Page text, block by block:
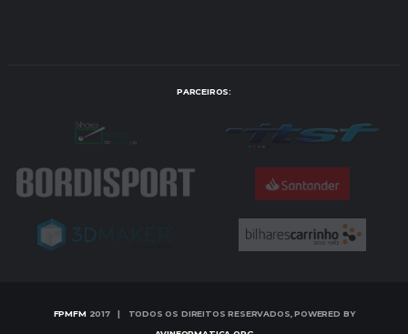
PARCEIROS:
FPMFM2017 | TODOS OS DIREITOS RESERVADOS, POWERED BY